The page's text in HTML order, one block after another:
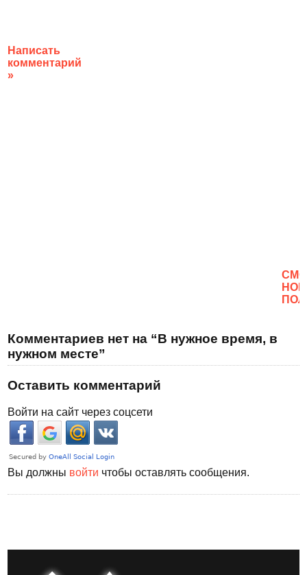
Написать
комментарий
»
Комментариев нет на “В нужное время, в
нужном месте”
Оставить комментарий
Войти на сайт через соцсети
Вы должны войти чтобы оставлять сообщения.